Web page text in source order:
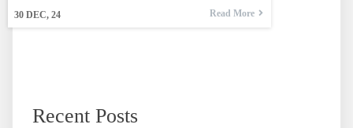
30 DEC, 24
Read More
Recent Posts